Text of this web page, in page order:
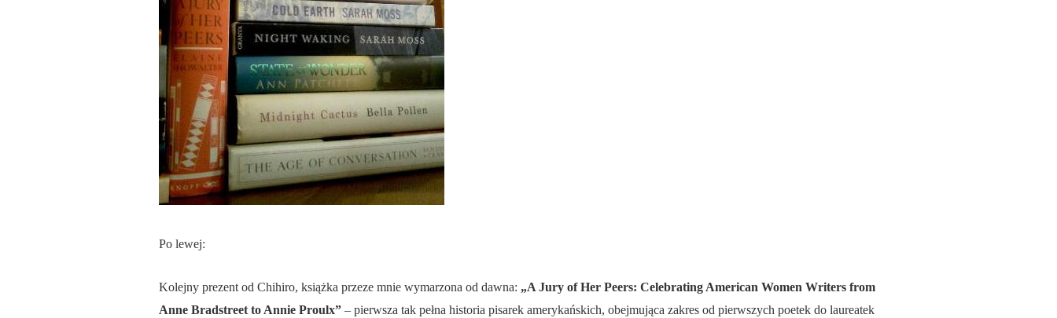
Po lewej:
Kolejny prezent od Chihiro, książka przeze mnie wymarzona od dawna: „A Jury of Her Peers: Celebrating American Women Writers from
Anne Bradstreet to Annie Proulx” – pierwsza tak pełna historia pisarek amerykańskich, obejmująca zakres od pierwszych poetek do laureatek